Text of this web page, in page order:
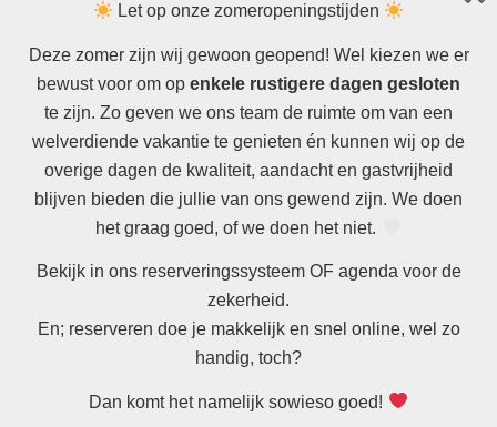
Let op onze zomeropeningstijden
Deze zomer zijn wij gewoon geopend! Wel kiezen we er
bewust voor om op enkele rustigere dagen gesloten
te zijn. Zo geven we ons team de ruimte om van een
welverdiende vakantie te genieten én kunnen wij op de
overige dagen de kwaliteit, aandacht en gastvrijheid
blijven bieden die jullie van ons gewend zijn. We doen
het graag goed, of we doen het niet.
Bekijk in ons reserveringssysteem OF agenda voor de
zekerheid.
En; reserveren doe je makkelijk en snel online, wel zo
handig, toch?
Dan komt het namelijk sowieso goed!